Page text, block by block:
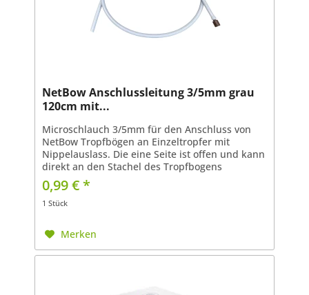
NetBow Anschlussleitung 3/5mm grau
120cm mit...
Microschlauch 3/5mm für den Anschluss von
NetBow Tropfbögen an Einzeltropfer mit
Nippelauslass. Die eine Seite ist offen und kann
direkt an den Stachel des Tropfbogens
angeschlossen werden. Der Adapter wird
einfach auf den Nippel des...
0,99 € *
1 Stück
Merken